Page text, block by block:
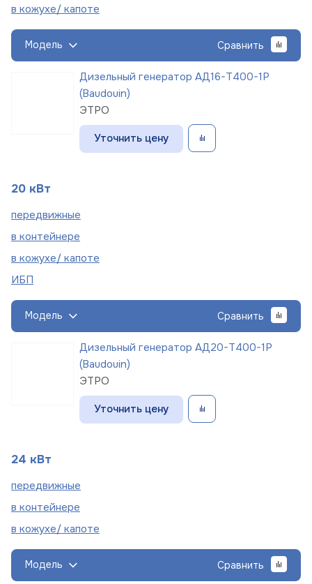
в кожухе/ капоте
Модель Сравнить
Дизельный генератор АД16-Т400-1Р
(Baudouin)
ЭТРО
Уточнить цену
20 кВт
передвижные
в контейнере
в кожухе/ капоте
ИБП
Модель Сравнить
Дизельный генератор АД20-Т400-1Р
(Baudouin)
ЭТРО
Уточнить цену
24 кВт
передвижные
в контейнере
в кожухе/ капоте
Модель Сравнить